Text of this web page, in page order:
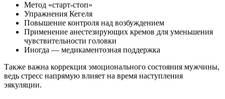
Метод «старт-стоп»
Упражнения Кегеля
Повышение контроля над возбуждением
Применение анестезирующих кремов для уменьшения
чувствительности головки
Иногда — медикаментозная поддержка
Также важна коррекция эмоционального состояния мужчины,
ведь стресс напрямую влияет на время наступления
эякуляции.